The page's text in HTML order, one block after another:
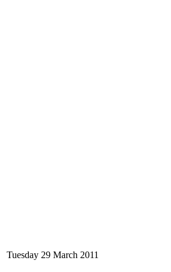
Tuesday 29 March 2011